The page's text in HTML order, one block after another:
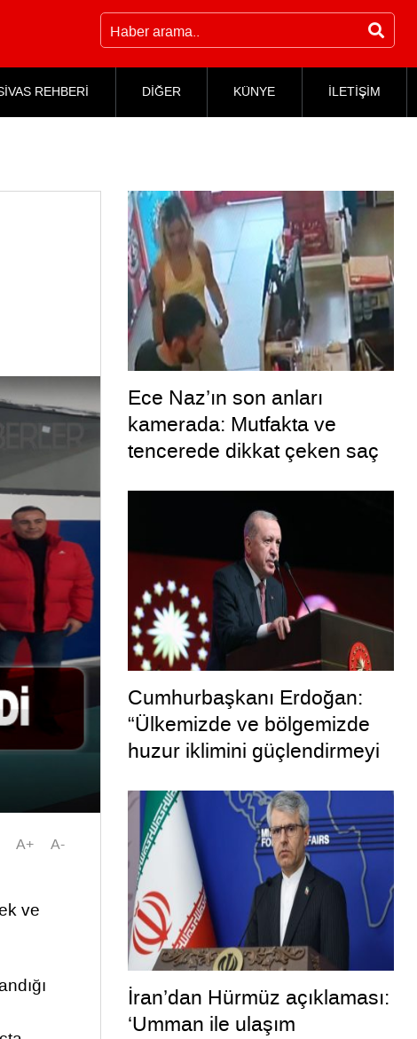
REHBERİ DİĞER KÜNYE İLETİŞİM
A+ A-
ve
Ece Naz’ın son anları
kamerada: Mutfakta ve
tencerede dikkat çeken saç
Cumhurbaşkanı Erdoğan:
“Ülkemizde ve bölgemizde
huzur iklimini güçlendirmeyi
hayırlara vesile olmasını
diliyorum”
İran’dan Hürmüz açıklaması:
‘Umman ile ulaşım